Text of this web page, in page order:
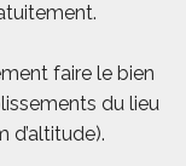
faire le bien
du lieu
d’altitude).